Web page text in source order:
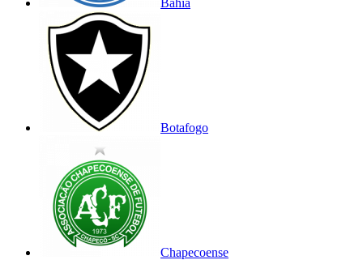
Bahia
Botafogo
Chapecoense